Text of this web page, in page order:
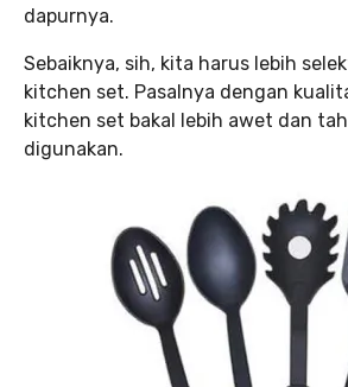
dapurnya.
Sebaiknya, sih, kita harus lebih
kitchen set. Pasalnya dengan
kitchen set bakal lebih awet dan
digunakan.